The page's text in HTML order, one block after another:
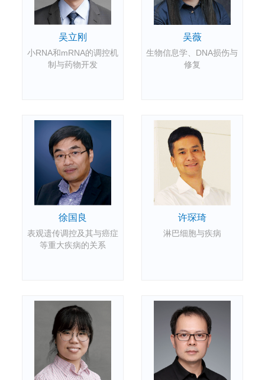
吴立刚
小RNA和mRNA的调控机
制与药物开发
吴薇
生物信息学、DNA损伤与
修复
徐国良
表观遗传调控及其与癌症
等重大疾病的关系
许琛琦
淋巴细胞与疾病